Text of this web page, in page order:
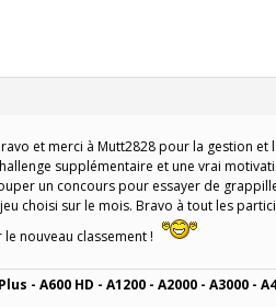
et merci à Mutt2828 pour la gestion et
supplémentaire et une vrai
un concours pour essayer de
choisi sur le mois. Bravo à tout les
nouveau classement !
- A600 HD - A1200 - A2000 - A3000 -